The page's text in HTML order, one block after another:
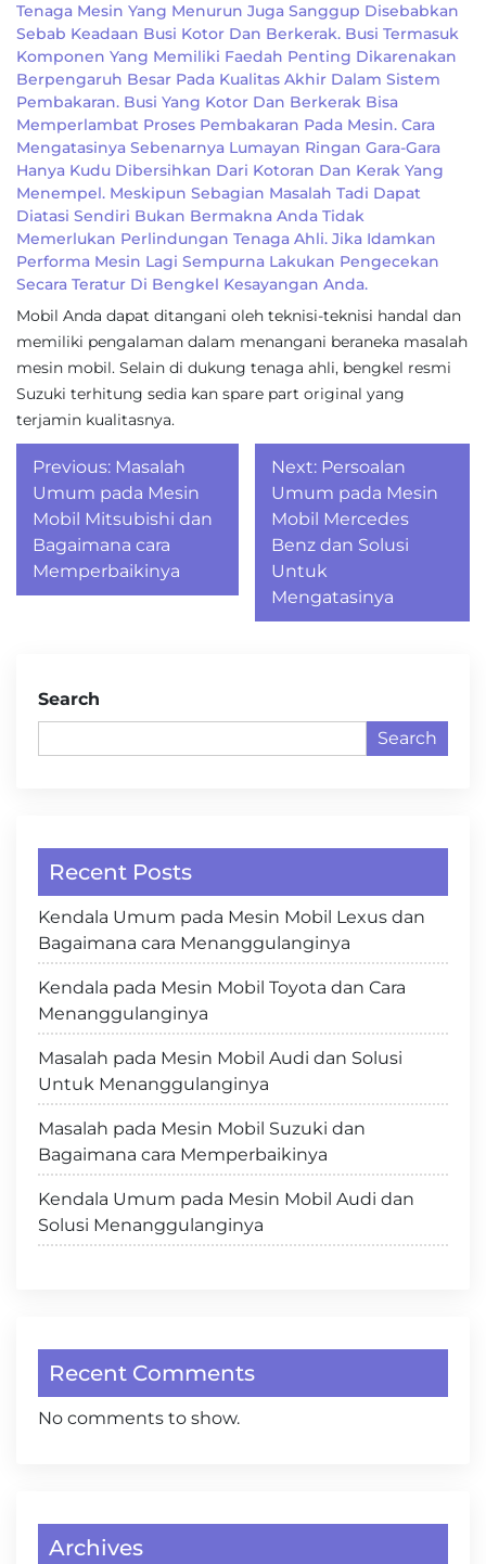
Tenaga Mesin Yang Menurun Juga Sanggup Disebabkan
Sebab Keadaan Busi Kotor Dan Berkerak. Busi Termasuk
Komponen Yang Memiliki Faedah Penting Dikarenakan
Berpengaruh Besar Pada Kualitas Akhir Dalam Sistem
Pembakaran. Busi Yang Kotor Dan Berkerak Bisa
Memperlambat Proses Pembakaran Pada Mesin. Cara
Mengatasinya Sebenarnya Lumayan Ringan Gara-Gara
Hanya Kudu Dibersihkan Dari Kotoran Dan Kerak Yang
Menempel. Meskipun Sebagian Masalah Tadi Dapat
Diatasi Sendiri Bukan Bermakna Anda Tidak
Memerlukan Perlindungan Tenaga Ahli. Jika Idamkan
Performa Mesin Lagi Sempurna Lakukan Pengecekan
Secara Teratur Di Bengkel Kesayangan Anda.
Mobil Anda dapat ditangani oleh teknisi-teknisi handal dan
memiliki pengalaman dalam menangani beraneka masalah
mesin mobil. Selain di dukung tenaga ahli, bengkel resmi
Suzuki terhitung sedia kan spare part original yang
terjamin kualitasnya.
Post
navigation
Previous: Masalah
Umum pada Mesin
Mobil Mitsubishi dan
Bagaimana cara
Memperbaikinya
Next: Persoalan
Umum pada Mesin
Mobil Mercedes
Benz dan Solusi
Untuk
Mengatasinya
Search
Search
Recent Posts
Kendala Umum pada Mesin Mobil Lexus dan
Bagaimana cara Menanggulanginya
Kendala pada Mesin Mobil Toyota dan Cara
Menanggulanginya
Masalah pada Mesin Mobil Audi dan Solusi
Untuk Menanggulanginya
Masalah pada Mesin Mobil Suzuki dan
Bagaimana cara Memperbaikinya
Kendala Umum pada Mesin Mobil Audi dan
Solusi Menanggulanginya
Recent Comments
No comments to show.
Archives